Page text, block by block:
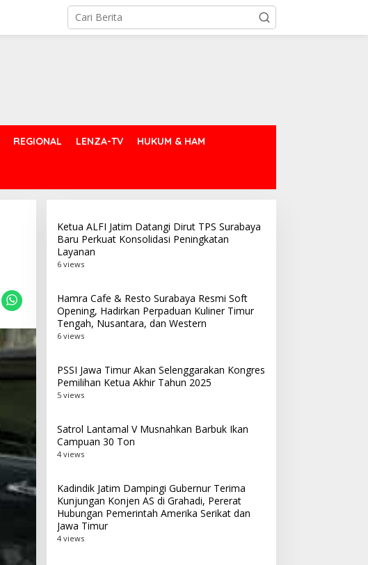
REGIONAL LENZA-TV HUKUM & HAM
Ketua ALFI Jatim Datangi Dirut TPS Surabaya
Baru Perkuat Konsolidasi Peningkatan
Layanan
6 views
Hamra Cafe & Resto Surabaya Resmi Soft
Opening, Hadirkan Perpaduan Kuliner Timur
Tengah, Nusantara, dan Western
6 views
PSSI Jawa Timur Akan Selenggarakan Kongres
Pemilihan Ketua Akhir Tahun 2025
5 views
Satrol Lantamal V Musnahkan Barbuk Ikan
Campuan 30 Ton
4 views
Kadindik Jatim Dampingi Gubernur Terima
Kunjungan Konjen AS di Grahadi, Pererat
Hubungan Pemerintah Amerika Serikat dan
Jawa Timur
4 views